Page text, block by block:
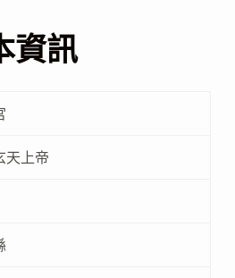
資訊
天上帝